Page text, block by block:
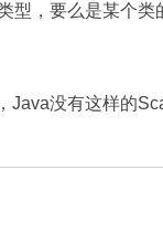
，要么是某个类
没有这样的